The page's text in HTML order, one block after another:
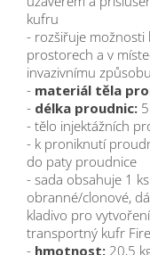
kufru
- rozšiřuje možnosti
prostorech a v
invazivnímu
- materiál těla
- délka proudnic:
- tělo injektážních
- k proniknutí
do paty proudnice
- sada obsahuje 1
obranné/clonové,
kladivo pro
transportný kufr
- hmotnost: 20,5